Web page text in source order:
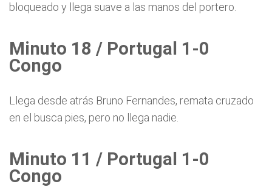
bloqueado y llega suave a las manos del portero.
Minuto 18 / Portugal 1-0
Congo
Llega desde atrás Bruno Fernandes, remata cruzado
en el busca pies, pero no llega nadie.
Minuto 11 / Portugal 1-0
Congo